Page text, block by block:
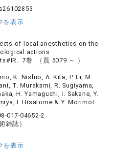
を表示
of local anesthetics on the
actions
7巻 （頁 5079 ～ ）
K. Nishio, A. Kita, P. Li, M.
T. Murakami, R. Sugiyama,
H. Yamaguchi, I. Sakane, Y.
I. Hisatome & Y. Morimot
017-04652-2
雑誌）
を表示